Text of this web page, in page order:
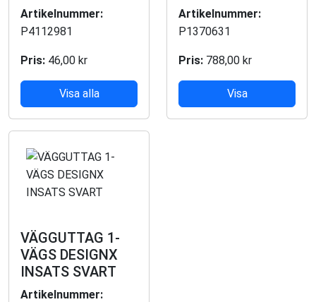
Artikelnummer:
P4112981
Pris: 46,00 kr
Visa alla
Artikelnummer:
P1370631
Pris: 788,00 kr
Visa
VÄGGUTTAG 1-
VÄGS DESIGNX
INSATS SVART
Artikelnummer: